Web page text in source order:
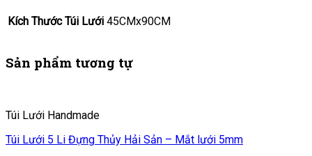
Kích Thước Túi Lưới 45CMx90CM
Sản phẩm tương tự
Túi Lưới Handmade
Túi Lưới 5 Li Đựng Thủy Hải Sản – Mắt lưới 5mm